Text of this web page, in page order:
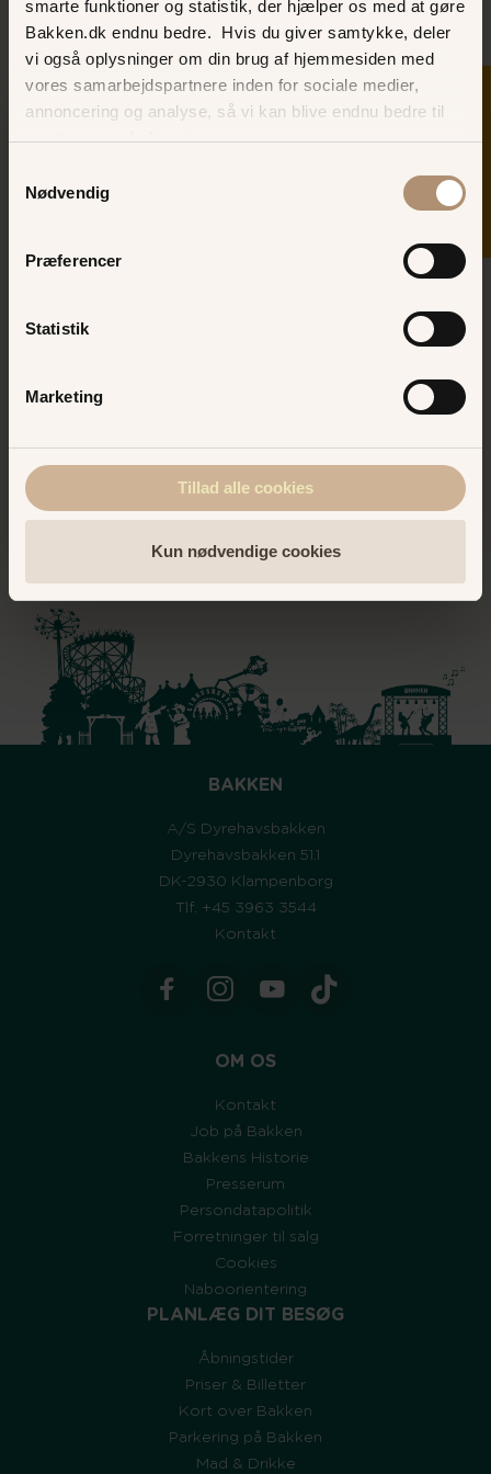
smarte funktioner og statistik, der hjælper os med at gøre
Bakken.dk endnu bedre. Hvis du giver samtykke, deler
vi også oplysninger om din brug af hjemmesiden med
vores samarbejdspartnere inden for sociale medier,
annoncering og analyse, så vi kan blive endnu bedre til
næste gang, du besøger os.
Nødvendig
Præferencer
Statistik
Marketing
Tillad alle cookies
Kun nødvendige cookies
SKER I DAG
fra minimum fem år.
"Den Magiske Julenat" spiller alle weekender fra den 28.
november til den 20. december 2026.
INFORMATION
Alle weekender fra den 28. november til den
20. december 2026.
Teltet på Bakken
Fra 395,-
BAKKEN
A/S Dyrehavsbakken
Dyrehavsbakken 51.1
DK-2930 Klampenborg
Tlf. +45 3963 3544
Kontakt
OM OS
Kontakt
Job på Bakken
Bakkens Historie
Presserum
Persondatapolitik
Forretninger til salg
Cookies
Naboorientering
PLANLÆG DIT BESØG
Åbningstider
Priser & Billetter
Kort over Bakken
Parkering på Bakken
Mad & Drikke